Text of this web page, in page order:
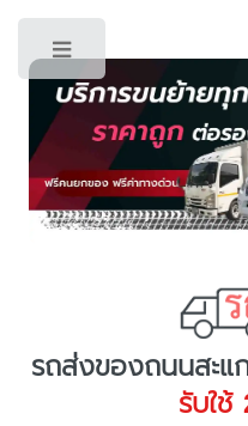
รถส่งของถนนสะแ
รับใช้
Toggle